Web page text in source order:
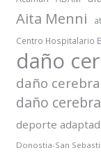
Aita Menni
Centro Hospitalario
daño
daño
daño
deporte
Donostia-San